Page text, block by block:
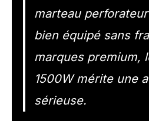
marteau
bien équipé sans
marques premium,
1500W mérite une
sérieuse.